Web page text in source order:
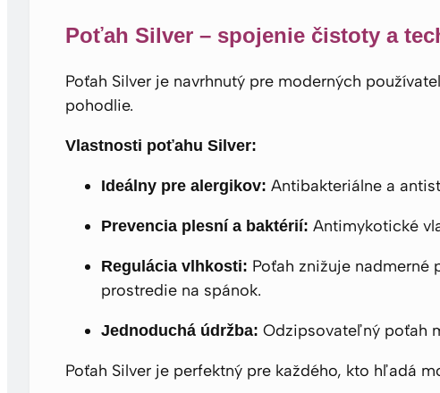
Poťah Silver – spojenie čistoty a
Poťah Silver je navrhnutý pre moderných
pohodlie.
Vlastnosti poťahu Silver:
Ideálny pre alergikov: Antibakteriálne a
Prevencia plesní a baktérií: Antimykotické
Regulácia vlhkosti: Poťah znižuje
prostredie na spánok.
Jednoduchá údržba: Odzipsovateľný poťah
Poťah Silver je perfektný pre každého, kto hľadá